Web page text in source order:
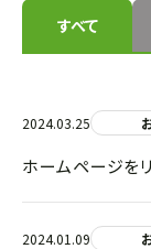
すべて
2024.03.25
ホームページを
2024.01.09